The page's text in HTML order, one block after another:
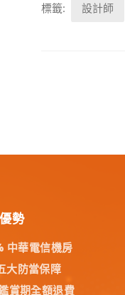
標籤: 設計師
勢
中華電信機房
大防當保障
賞期全額退費